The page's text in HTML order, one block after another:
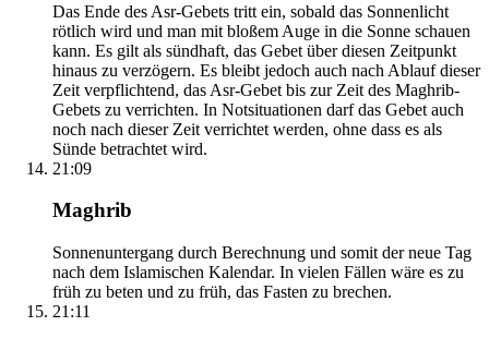
Das Ende des Asr-Gebets tritt ein, sobald das Sonnenlicht
rötlich wird und man mit bloßem Auge in die Sonne schauen
kann. Es gilt als sündhaft, das Gebet über diesen Zeitpunkt
hinaus zu verzögern. Es bleibt jedoch auch nach Ablauf dieser
Zeit verpflichtend, das Asr-Gebet bis zur Zeit des Maghrib-
Gebets zu verrichten. In Notsituationen darf das Gebet auch
noch nach dieser Zeit verrichtet werden, ohne dass es als
Sünde betrachtet wird.
21:09
Maghrib
Sonnenuntergang durch Berechnung und somit der neue Tag
nach dem Islamischen Kalendar. In vielen Fällen wäre es zu
früh zu beten und zu früh, das Fasten zu brechen.
21:11